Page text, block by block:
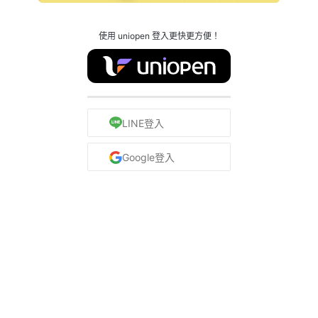
使用 uniopen 登入更快更方便！
LINE登入
Google登入